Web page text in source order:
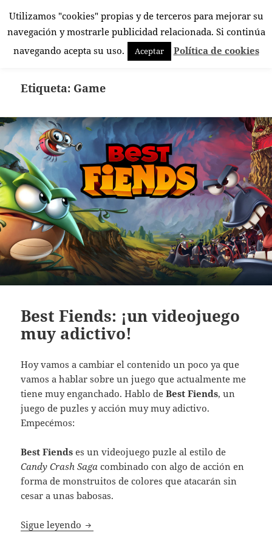
El Rincón Androide
MENÚ
Y
Etiqueta: Game
Best Fiends: ¡un videojuego
muy adictivo!
Hoy vamos a cambiar el contenido un poco ya que
vamos a hablar sobre un juego que actualmente me
tiene muy enganchado. Hablo deBest Fiends, un
juego de puzles y acción muy muy adictivo.
Empecémos:
Best Fiends es un videojuego puzle al estilo de
Candy Crash Saga combinado con algo de acción en
forma de monstruitos de colores que atacarán sin
cesar a unas babosas.
Sigue leyendo Best Fiends: ¡un videojuego muy adictivo!
Utilizamos "cookies" propias y de terceros para mejorar su
navegación y mostrarle publicidad relacionada. Si continúa
navegando acepta su uso.
Aceptar Política de cookies